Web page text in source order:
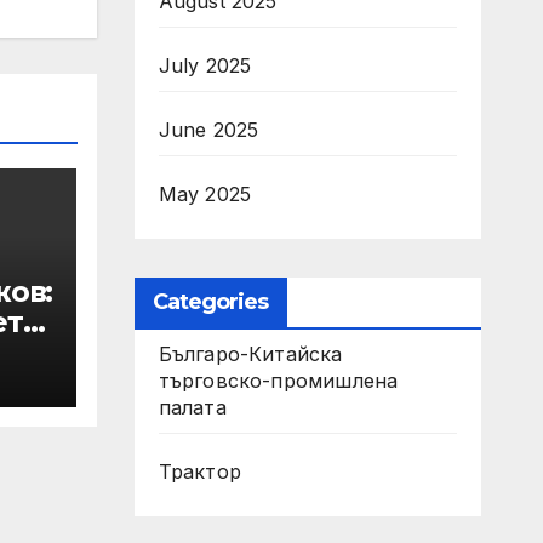
July 2025
June 2025
May 2025
Categories
Българо-Китайска
търговско-промишлена
палата
Трактор